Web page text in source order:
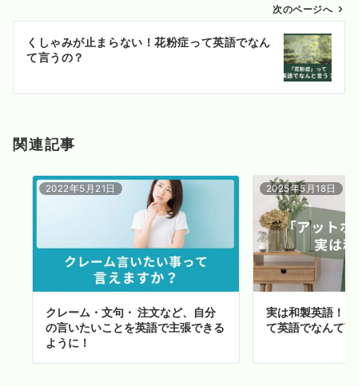
ン
次のページへ
くしゃみが止まらない！花粉症って英語でなん
て言うの？
関連記事
2022年5月21日
クレーム・文句・ 注文など、自分
の言いたいことを英語で主張できる
ように！
2025年5月18日
実は和製英語！
て英語でなんて